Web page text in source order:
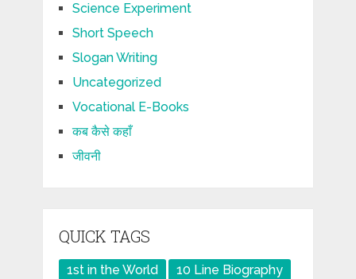
Science Experiment
Short Speech
Slogan Writing
Uncategorized
Vocational E-Books
कब कैसे कहाँ
जीवनी
QUICK TAGS
1st in the World
10 Line Biography